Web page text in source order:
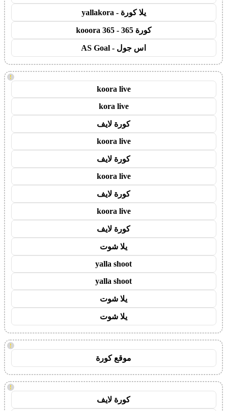
يلا كورة - yallakora
كورة 365 - kooora 365
اس جول - AS Goal
!
koora live
kora live
كورة لايف
koora live
كورة لايف
koora live
كورة لايف
koora live
كورة لايف
يلا شوت
yalla shoot
yalla shoot
يلا شوت
يلا شوت
!
موقع كورة
!
كورة لايف